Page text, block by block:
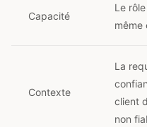
Capacité
Le
même
Contexte
La
client
non